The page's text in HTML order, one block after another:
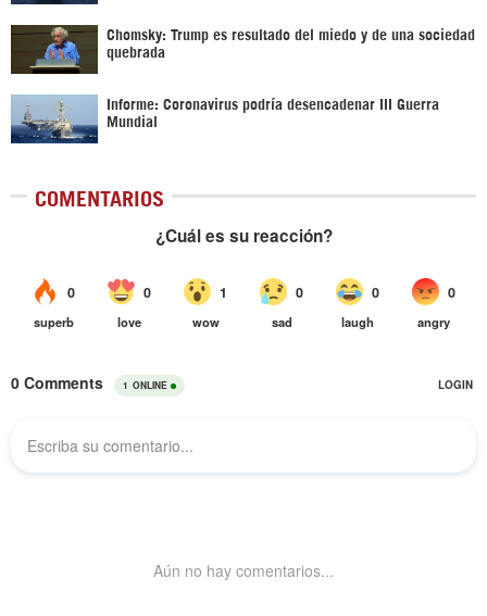
Chomsky: Trump es resultado del miedo y de una sociedad
quebrada
Informe: Coronavirus podría desencadenar III Guerra
Mundial
COMENTARIOS